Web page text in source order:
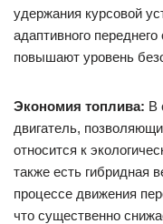
удержания курсовой
адаптивного
повышают уровень
Экономия топлива: В
двигатель,
относится к
также есть гибридная
процессе движения
что существенно